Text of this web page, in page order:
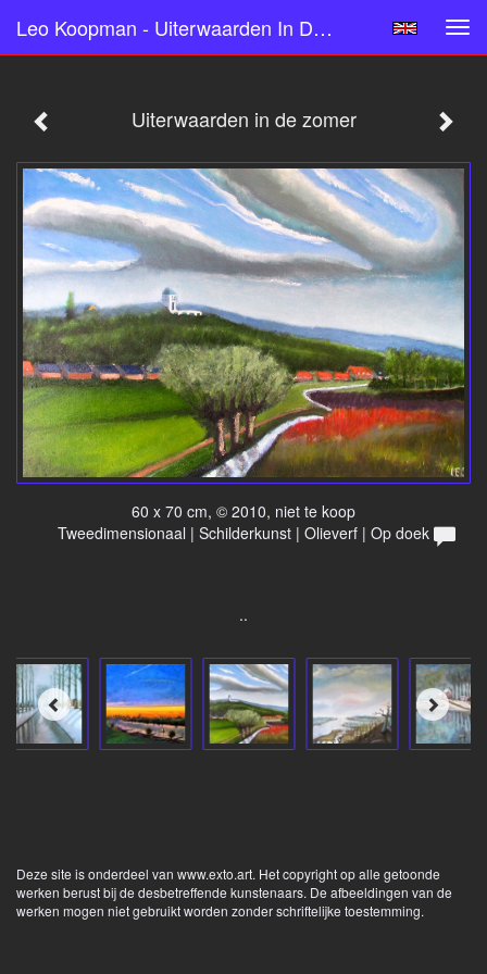
Leo Koopman - Uiterwaarden In De Zomer
Uiterwaarden in de zomer
60 x 70 cm, © 2010, niet te koop
Tweedimensionaal | Schilderkunst | Olieverf | Op doek
..
Deze site is onderdeel van www.exto.art. Het copyright op alle getoonde
werken berust bij de desbetreffende kunstenaars. De afbeeldingen van de
werken mogen niet gebruikt worden zonder schriftelijke toestemming.